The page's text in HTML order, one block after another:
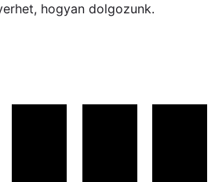
hogyan dolgozunk.